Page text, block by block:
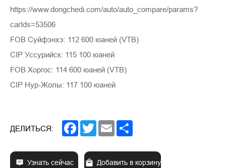
https://www.dongchedi.com/auto/auto_compare/params?
carIds=53506
FOB Суйфэнхэ: 112 600 юаней (VTB)
CIP Уссурийск: 115 100 юаней
FOB Хоргос: 114 600 юаней (VTB)
CIP Нур-Жолы: 117 100 юаней
ДЕЛИТЬСЯ: Facebook
TwitterEmail
Узнать сейчас Добавить в корзину